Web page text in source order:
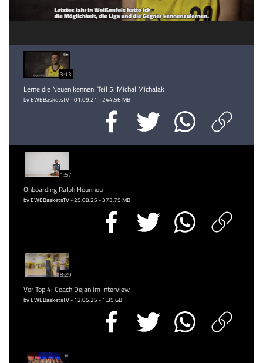
3:13
Lerne die Neuen kennen! Teil 5: Michal Michalak
by EWEBasketsTV - 01.09.21 - 244.56 MB
1:57
Onboarding Ralph Hounnou
by EWEBasketsTV - 25.08.25 - 373.75 MB
8:29
Vor Top 4: Coach Dejan im Interview
by EWEBasketsTV - 12.05.25 - 1.35 GB